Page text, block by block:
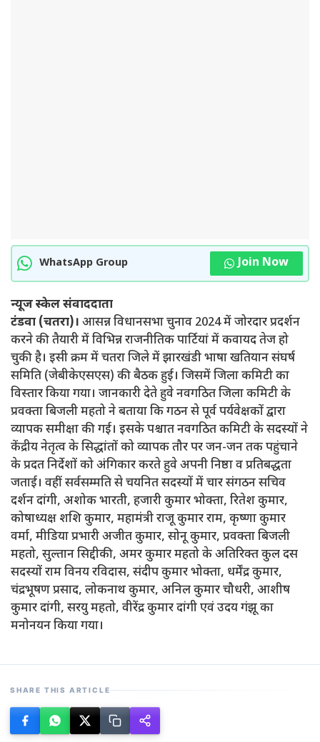
WhatsApp Group Join Now
न्यूज स्केल संवाददाता
टंडवा (चतरा)। आसन्न विधानसभा चुनाव 2024 में जोरदार प्रदर्शन
करने की तैयारी में विभिन्न राजनीतिक पार्टियां में कवायद तेज हो
चुकी है। इसी क्रम में चतरा जिले में झारखंडी भाषा खतियान संघर्ष
समिति (जेबीकेएसएस) की बैठक हुई। जिसमें जिला कमिटी का
विस्तार किया गया। जानकारी देते हुवे नवगठित जिला कमिटी के
प्रवक्ता बिजली महतो ने बताया कि गठन से पूर्व पर्यवेक्षकों द्वारा
व्यापक समीक्षा की गई। इसके पश्चात नवगठित कमिटी के सदस्यों ने
केंद्रीय नेतृत्व के सिद्धांतों को व्यापक तौर पर जन-जन तक पहुंचाने
के प्रदत निर्देशों को अंगिकार करते हुवे अपनी निष्ठा व प्रतिबद्धता
जताई। वहीं सर्वसम्मति से चयनित सदस्यों में चार संगठन सचिव
दर्शन दांगी, अशोक भारती, हजारी कुमार भोक्ता, रितेश कुमार,
कोषाध्यक्ष शशि कुमार, महामंत्री राजू कुमार राम, कृष्णा कुमार
वर्मा, मीडिया प्रभारी अजीत कुमार, सोनू कुमार, प्रवक्ता बिजली
महतो, सुल्तान सिद्दीकी, अमर कुमार महतो के अतिरिक्त कुल दस
सदस्यों राम विनय रविदास, संदीप कुमार भोक्ता, धर्मेंद्र कुमार,
चंद्रभूषण प्रसाद, लोकनाथ कुमार, अनिल कुमार चौधरी, आशीष
कुमार दांगी, सरयु महतो, वीरेंद्र कुमार दांगी एवं उदय गंझू का
मनोनयन किया गया।
SHARE THIS ARTICLE